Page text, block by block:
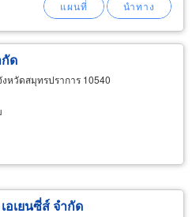
ด
หวัดสมุทรปราการ 10540
อเยนซี่ส์ จำกัด